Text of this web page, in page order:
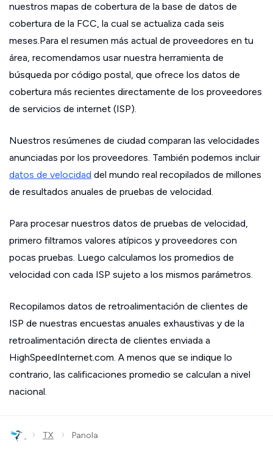
nuestros mapas de cobertura de la base de datos de
cobertura de la FCC, la cual se actualiza cada seis
meses.Para el resumen más actual de proveedores en tu
área, recomendamos usar nuestra herramienta de
búsqueda por código postal, que ofrece los datos de
cobertura más recientes directamente de los proveedores
de servicios de internet (ISP).
Nuestros resúmenes de ciudad comparan las velocidades
anunciadas por los proveedores. También podemos incluir
datos de velocidad del mundo real recopilados de millones
de resultados anuales de pruebas de velocidad.
Para procesar nuestros datos de pruebas de velocidad,
primero filtramos valores atípicos y proveedores con
pocas pruebas. Luego calculamos los promedios de
velocidad con cada ISP sujeto a los mismos parámetros.
Recopilamos datos de retroalimentación de clientes de
ISP de nuestras encuestas anuales exhaustivas y de la
retroalimentación directa de clientes enviada a
HighSpeedInternet.com. A menos que se indique lo
contrario, las calificaciones promedio se calculan a nivel
nacional.
› TX › Panola